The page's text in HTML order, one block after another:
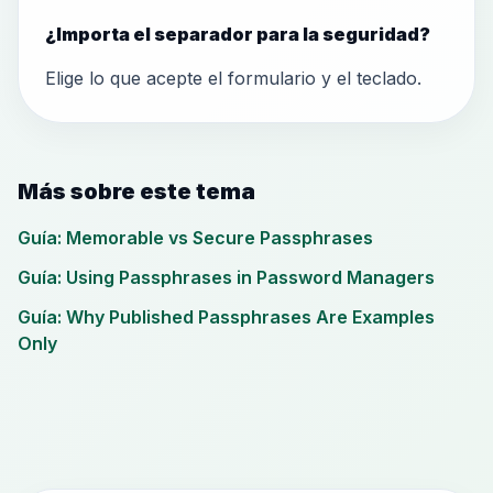
¿Importa el separador para la seguridad?
Elige lo que acepte el formulario y el teclado.
Más sobre este tema
Guía: Memorable vs Secure Passphrases
Guía: Using Passphrases in Password Managers
Guía: Why Published Passphrases Are Examples
Only